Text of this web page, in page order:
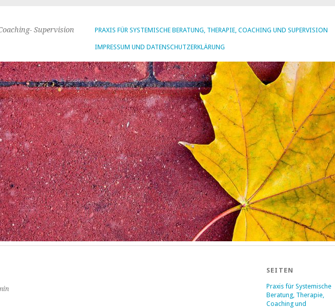
PRAXIS FÜR SYSTEMISCHE BERATUNG, THERAPIE, COACHING UND SUPERVISION
IMPRESSUM UND DATENSCHUTZERKLÄRUNG
Supervision
SEITEN
Praxis für Systemische
Beratung, Therapie,
Coaching und